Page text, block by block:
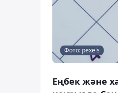
Фото: pexels
Еңбек және